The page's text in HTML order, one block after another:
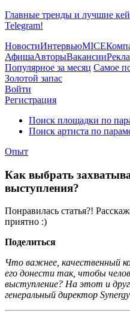
Главные тренды и лучшие
Telegram!
НовостиИнтервьюMICE
АфишаАвторыВакансии
Популярное за месяц Самое
Золотой запас
Войти
Регистрация
Поиск площадки по
Поиск артиста по
Опыт
Как выбрать
выступления?
Понравилась статья?!
приятно :)
Поделиться
Что важнее, качественный
его донести так, чтобы
выступление? На этот и
генеральный директор